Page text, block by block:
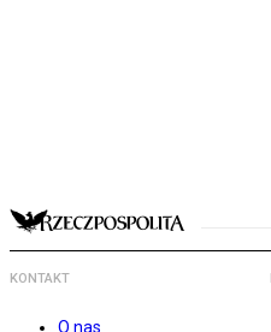
KONTAKT
O nas